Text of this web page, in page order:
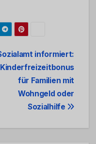
informiert:
Kinderfreizeitbonus
für Familien mit
Wohngeld oder
Sozialhilfe